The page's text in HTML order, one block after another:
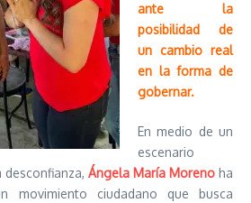
ante la
posibilidad de
un cambio real
en la forma de
gobernar.
En medio de un
escenario
Ángela María Moreno ha
movimiento ciudadano que busca